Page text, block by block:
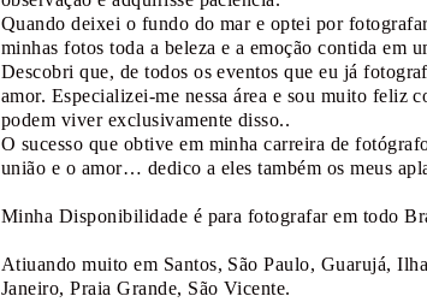
Quando deixei o fundo do mar e optei por
minhas fotos toda a beleza e a emoção contida em
Descobri que, de todos os eventos que eu já
amor. Especializei-me nessa área e sou muito feliz
podem viver exclusivamente disso..
O sucesso que obtive em minha carreira de
união e o amor… dedico a eles também os meus
Minha Disponibilidade é para fotografar em todo
Atiuando muito em Santos, São Paulo, Guarujá,
Janeiro, Praia Grande, São Vicente.